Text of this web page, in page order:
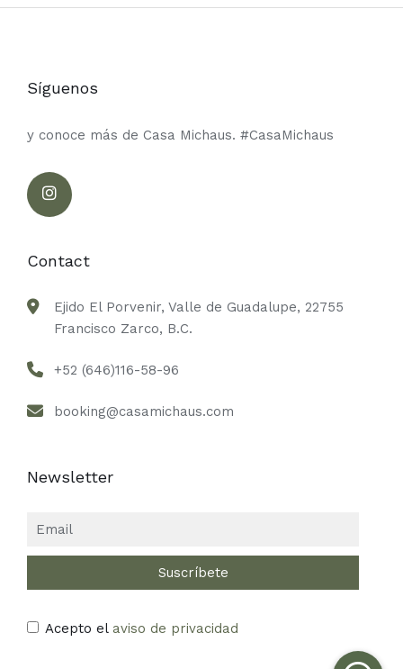
Síguenos
y conoce más de Casa Michaus. #CasaMichaus
Contact
Ejido El Porvenir, Valle de Guadalupe, 22755
Francisco Zarco, B.C.
+52 (646)116-58-96
booking@casamichaus.com
Newsletter
Acepto el aviso de privacidad